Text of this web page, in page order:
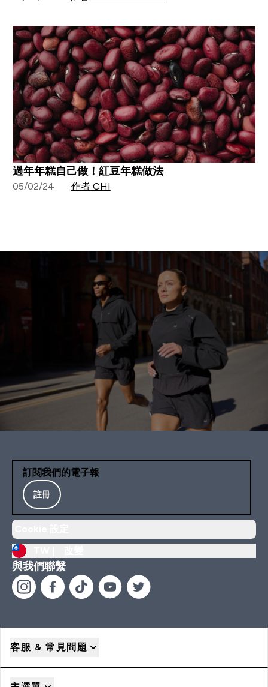
過年年糕自己做！紅豆年糕做法
05/02/24 作者 CHI
訂閱我們的電子報
註冊
與我們聯繫
客服 & 常見問題